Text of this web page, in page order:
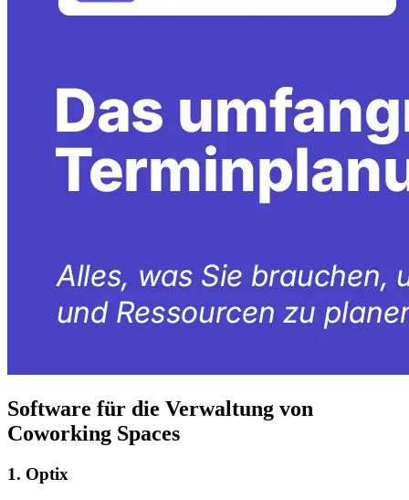
Software für die Verwaltung von
Coworking Spaces
1. Optix